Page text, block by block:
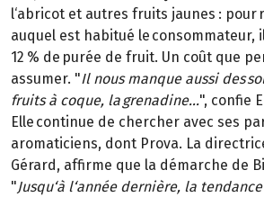
l‘abricot et autres fruits jaunes : pour
auquel est habitué le consommateur,
12 % de purée de fruit. Un coût que
assumer. "Il nous manque aussi des
fruits à coque, la grenadine...", confie
Elle continue de chercher avec ses
aromaticiens, dont Prova. La
Gérard, affirme que la démarche de
"Jusqu‘à l‘année dernière, la